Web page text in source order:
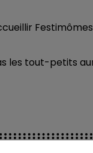
les tout-petits